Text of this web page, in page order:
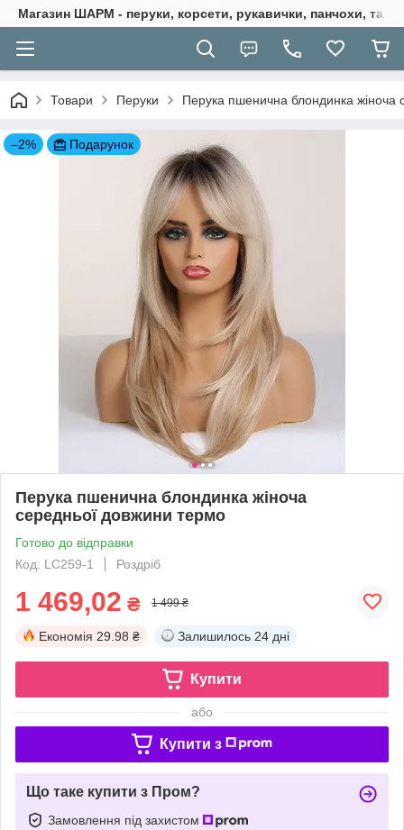
Магазин ШАРМ - перуки, корсети, рукавички, панчохи, та
Товари Перуки Перука пшенична блондинка жіноча
–2% Подарунок
Перука пшенична блондинка жіноча
середньої довжини термо
Готово до відправки
Код: LC259-1
Роздріб
1 469,02 ₴ 1 499 ₴
Економія 29.98 ₴ Залишилось 24 дні
Купити
або
Купити з
Що таке купити з Пром?
Замовлення під захистом